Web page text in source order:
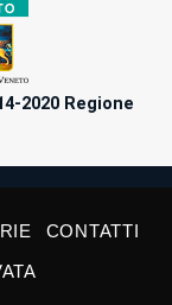
2020 Regione
CONTATTI